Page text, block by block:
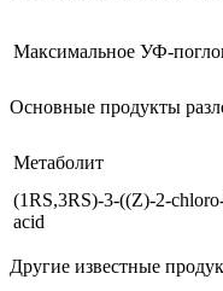
Максимальное УФ-
Основные продукты
Метаболит
(1RS,3RS)-3-((Z)-2-
acid
Другие известные